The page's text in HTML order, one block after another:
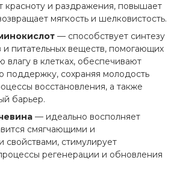
красноту и раздражения, повышает
мягкость и шелковистость.
— способствует синтезу
питательных веществ, помогающих
влагу в клетках, обеспечивают
поддержку, сохраняя молодость
восстановления, а также
барьер.
— идеально восполняет
смягчающими и
стимулирует
регенерации и обновления